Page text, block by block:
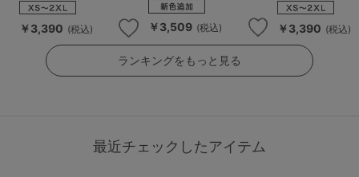
￥3,390 (税込) ￥3,509 (税込) ￥3,390 (税込)
ランキングをもっと見る
最近チェックしたアイテム